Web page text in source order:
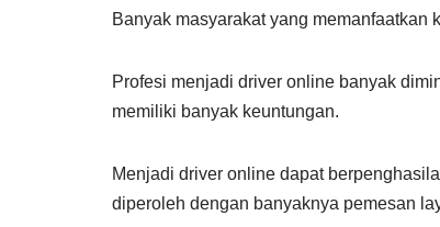
Banyak masyarakat yang
Profesi menjadi driver online banyak
memiliki banyak keuntungan.
Menjadi driver online dapat
diperoleh dengan banyaknya pemesan